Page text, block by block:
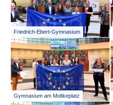
Friedrich-Ebert-Gymnasium
Gymnasium am Moltkeplatz